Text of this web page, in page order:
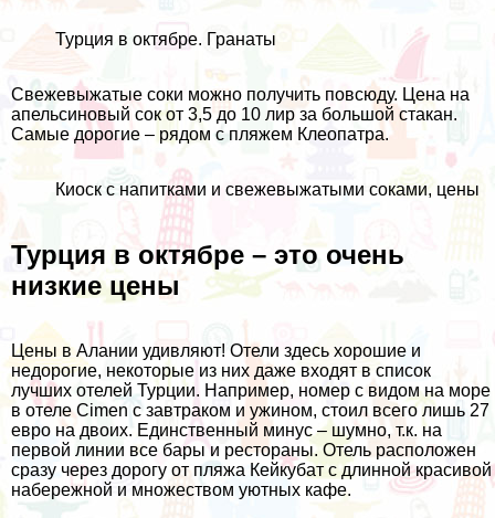
Турция в октябре. Гранаты
Свежевыжатые соки можно получить повсюду. Цена на
апельсиновый сок от 3,5 до 10 лир за большой стакан.
Самые дорогие – рядом с пляжем Клеопатра.
Киоск с напитками и свежевыжатыми соками, цены
Турция в октябре – это очень
низкие цены
Цены в Алании удивляют! Отели здесь хорошие и
недорогие, некоторые из них даже входят в список
лучших отелей Турции. Например, номер с видом на море
в отелеCimen с завтраком и ужином, стоил всего лишь 27
евро на двоих. Единственный минус – шумно, т.к. на
первой линии все бары и рестораны. Отель расположен
сразу через дорогу от пляжа Кейкубат с длинной красивой
набережной и множеством уютных кафе.